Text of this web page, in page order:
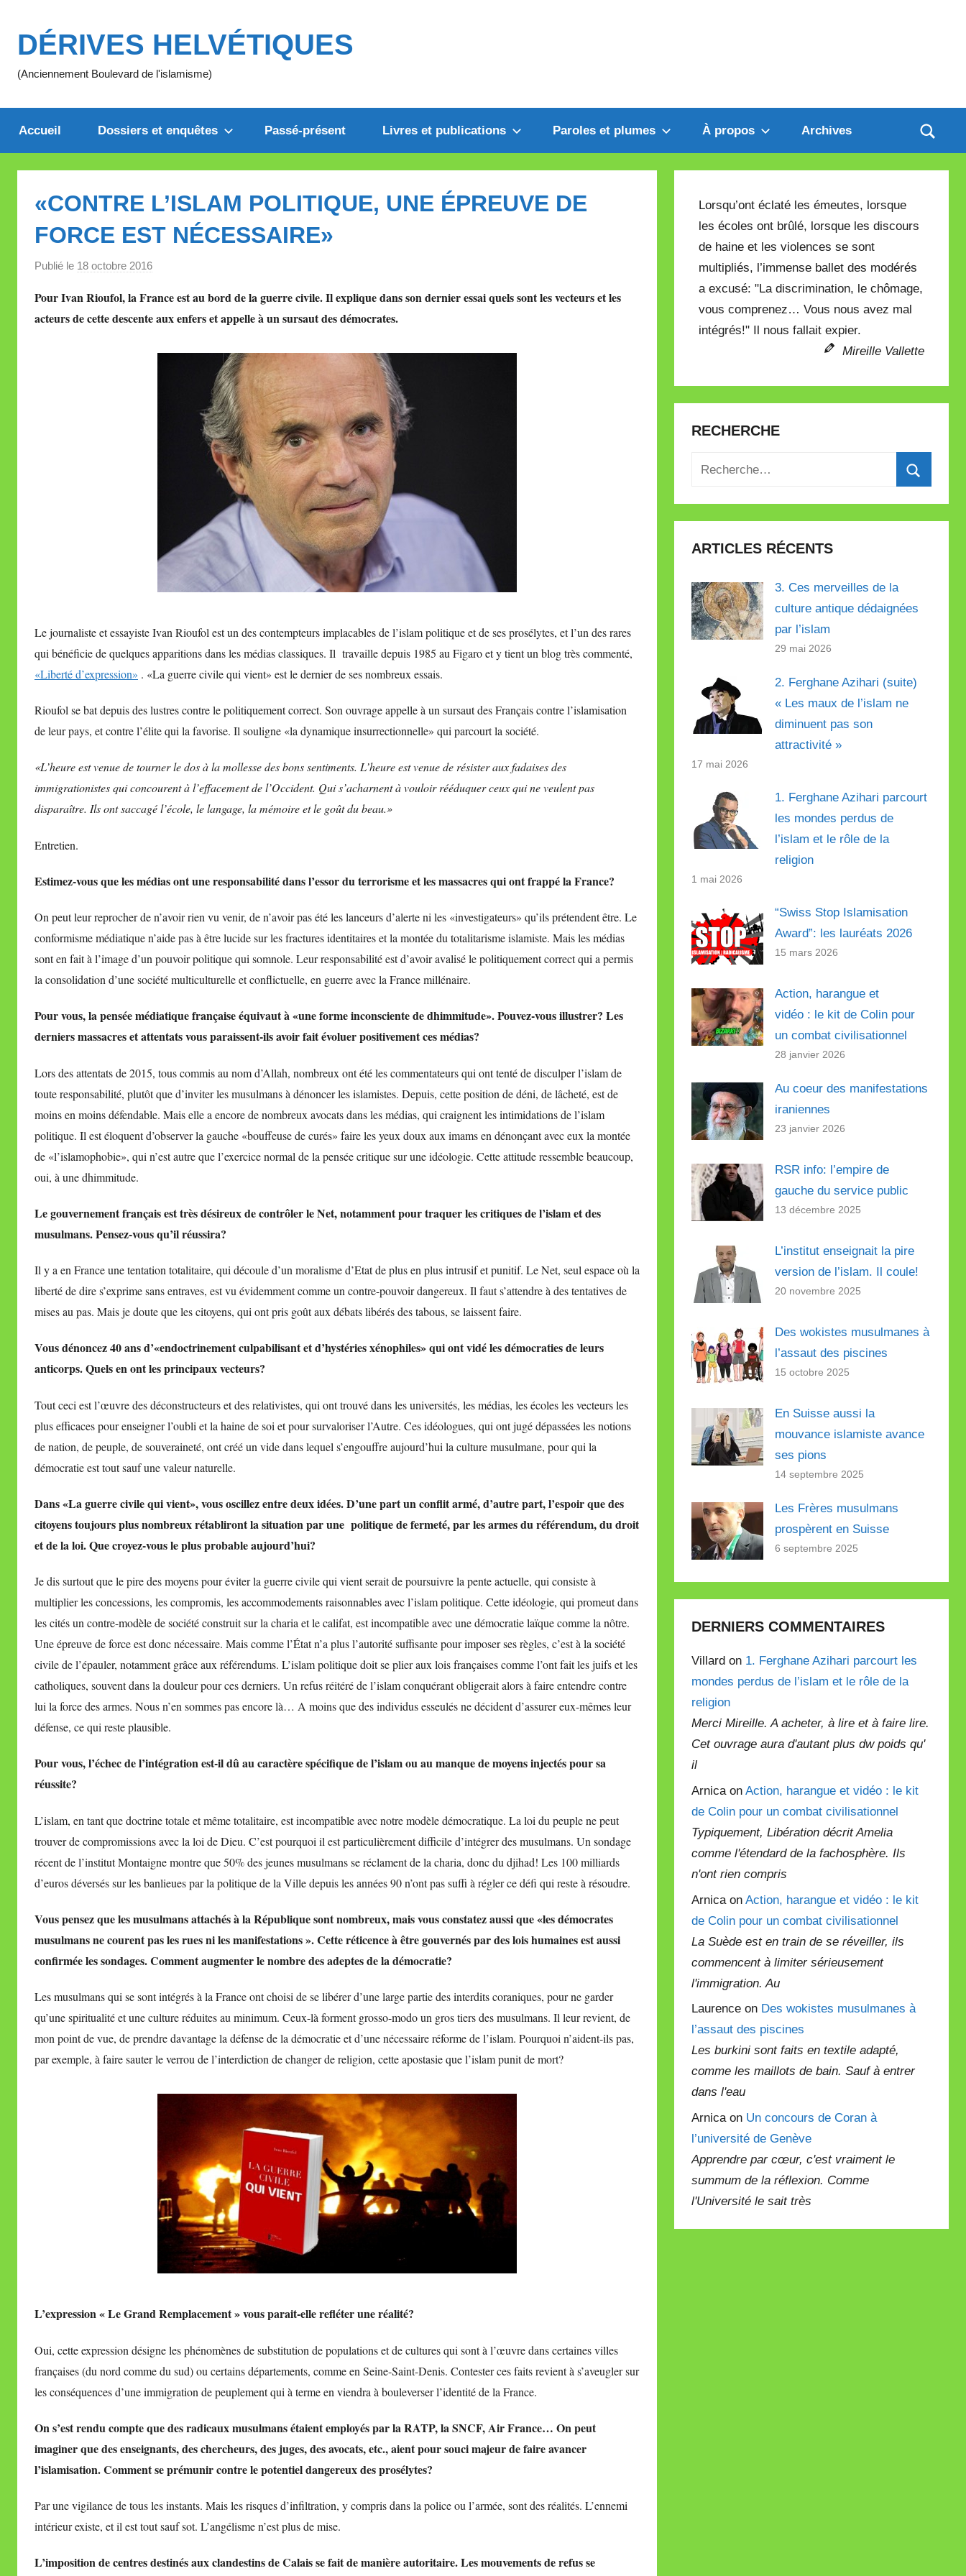
contenu
DÉRIVES HELVÉTIQUES
(Anciennement Boulevard de l'islamisme)
Accueil Dossiers et enquêtes Passé-présent Livres et publications Paroles et plumes À propos Archives
«CONTRE L’ISLAM POLITIQUE, UNE ÉPREUVE DE
FORCE EST NÉCESSAIRE»
Publié le 18 octobre 2016
r
M
Pour Ivan Rioufol, la France est au bord de la guerre civile. Il explique dans son dernier essai quels sont les vecteurs et les
acteurs de cette descente aux enfers et appelle à un sursaut des démocrates.
Le journaliste et essayiste Ivan Rioufol est un des contempteurs implacables de l’islam politique et de ses prosélytes, et l’un des rares
qui bénéficie de quelques apparitions dans les médias classiques. Il travaille depuis 1985 au Figaro et y tient un blog très commenté,
«Liberté d’expression» . «La guerre civile qui vient» est le dernier de ses nombreux essais.
Rioufol se bat depuis des lustres contre le politiquement correct. Son ouvrage appelle à un sursaut des Français contre l’islamisation
de leur pays, et contre l’élite qui la favorise. Il souligne «la dynamique insurrectionnelle» qui parcourt la société.
«L’heure est venue de tourner le dos à la mollesse des bons sentiments. L’heure est venue de résister aux fadaises des
immigrationistes qui concourent à l’effacement de l’Occident. Qui s’acharnent à vouloir rééduquer ceux qui ne veulent pas
disparaître. Ils ont saccagé l’école, le langage, la mémoire et le goût du beau.»
Entretien.
Estimez-vous que les médias ont une responsabilité dans l’essor du terrorisme et les massacres qui ont frappé la France?
On peut leur reprocher de n’avoir rien vu venir, de n’avoir pas été les lanceurs d’alerte ni les «investigateurs» qu’ils prétendent être. Le
conformisme médiatique n’aide pas à être lucide sur les fractures identitaires et la montée du totalitarisme islamiste. Mais les médias
sont en fait à l’image d’un pouvoir politique qui somnole. Leur responsabilité est d’avoir avalisé le politiquement correct qui a permis
la consolidation d’une société multiculturelle et conflictuelle, en guerre avec la France millénaire.
Pour vous, la pensée médiatique française équivaut à «une forme inconsciente de dhimmitude». Pouvez-vous illustrer? Les
derniers massacres et attentats vous paraissent-ils avoir fait évoluer positivement ces médias?
Lors des attentats de 2015, tous commis au nom d’Allah, nombreux ont été les commentateurs qui ont tenté de disculper l’islam de
toute responsabilité, plutôt que d’inviter les musulmans à dénoncer les islamistes. Depuis, cette position de déni, de lâcheté, est de
moins en moins défendable. Mais elle a encore de nombreux avocats dans les médias, qui craignent les intimidations de l’islam
politique. Il est éloquent d’observer la gauche «bouffeuse de curés» faire les yeux doux aux imams en dénonçant avec eux la montée
de «l’islamophobie», qui n’est autre que l’exercice normal de la pensée critique sur une idéologie. Cette attitude ressemble beaucoup,
oui, à une dhimmitude.
Le gouvernement français est très désireux de contrôler le Net, notamment pour traquer les critiques de l’islam et des
musulmans. Pensez-vous qu’il réussira?
Il y a en France une tentation totalitaire, qui découle d’un moralisme d’Etat de plus en plus intrusif et punitif. Le Net, seul espace où la
liberté de dire s’exprime sans entraves, est vu évidemment comme un contre-pouvoir dangereux. Il faut s’attendre à des tentatives de
mises au pas. Mais je doute que les citoyens, qui ont pris goût aux débats libérés des tabous, se laissent faire.
Vous dénoncez 40 ans d’«endoctrinement culpabilisant et d’hystéries xénophiles» qui ont vidé les démocraties de leurs
anticorps. Quels en ont les principaux vecteurs?
Tout ceci est l’œuvre des déconstructeurs et des relativistes, qui ont trouvé dans les universités, les médias, les écoles les vecteurs les
plus efficaces pour enseigner l’oubli et la haine de soi et pour survaloriser l’Autre. Ces idéologues, qui ont jugé dépassées les notions
de nation, de peuple, de souveraineté, ont créé un vide dans lequel s’engouffre aujourd’hui la culture musulmane, pour qui la
démocratie est tout sauf une valeur naturelle.
Dans «La guerre civile qui vient», vous oscillez entre deux idées. D’une part un conflit armé, d’autre part, l’espoir que des
citoyens toujours plus nombreux rétabliront la situation par une politique de fermeté, par les armes du référendum, du droit
et de la loi. Que croyez-vous le plus probable aujourd’hui?
Je dis surtout que le pire des moyens pour éviter la guerre civile qui vient serait de poursuivre la pente actuelle, qui consiste à
multiplier les concessions, les compromis, les accommodements raisonnables avec l’islam politique. Cette idéologie, qui promeut dans
les cités un contre-modèle de société construit sur la charia et le califat, est incompatible avec une démocratie laïque comme la nôtre.
Une épreuve de force est donc nécessaire. Mais comme l’État n’a plus l’autorité suffisante pour imposer ses règles, c’est à la société
civile de l’épauler, notamment grâce aux référendums. L’islam politique doit se plier aux lois françaises comme l’ont fait les juifs et les
catholiques, souvent dans la douleur pour ces derniers. Un refus réitéré de l’islam conquérant obligerait alors à faire entendre contre
lui la force des armes. Nous n’en sommes pas encore là… A moins que des individus esseulés ne décident d’assurer eux-mêmes leur
défense, ce qui reste plausible.
Pour vous, l’échec de l’intégration est-il dû au caractère spécifique de l’islam ou au manque de moyens injectés pour sa
réussite?
L’islam, en tant que doctrine totale et même totalitaire, est incompatible avec notre modèle démocratique. La loi du peuple ne peut
trouver de compromissions avec la loi de Dieu. C’est pourquoi il est particulièrement difficile d’intégrer des musulmans. Un sondage
récent de l’institut Montaigne montre que 50% des jeunes musulmans se réclament de la charia, donc du djihad! Les 100 milliards
d’euros déversés sur les banlieues par la politique de la Ville depuis les années 90 n’ont pas suffi à régler ce défi qui reste à résoudre.
Vous pensez que les musulmans attachés à la République sont nombreux, mais vous constatez aussi que «les démocrates
musulmans ne courent pas les rues ni les manifestations ». Cette réticence à être gouvernés par des lois humaines est aussi
confirmée les sondages. Comment augmenter le nombre des adeptes de la démocratie?
Les musulmans qui se sont intégrés à la France ont choisi de se libérer d’une large partie des interdits coraniques, pour ne garder
qu’une spiritualité et une culture réduites au minimum. Ceux-là forment grosso-modo un gros tiers des musulmans. Il leur revient, de
mon point de vue, de prendre davantage la défense de la démocratie et d’une nécessaire réforme de l’islam. Pourquoi n’aident-ils pas,
par exemple, à faire sauter le verrou de l’interdiction de changer de religion, cette apostasie que l’islam punit de mort?
L’expression « Le Grand Remplacement » vous parait-elle refléter une réalité?
Oui, cette expression désigne les phénomènes de substitution de populations et de cultures qui sont à l’œuvre dans certaines villes
françaises (du nord comme du sud) ou certains départements, comme en Seine-Saint-Denis. Contester ces faits revient à s’aveugler sur
les conséquences d’une immigration de peuplement qui à terme en viendra à bouleverser l’identité de la France.
On s’est rendu compte que des radicaux musulmans étaient employés par la RATP, la SNCF, Air France… On peut
imaginer que des enseignants, des chercheurs, des juges, des avocats, etc., aient pour souci majeur de faire avancer
l’islamisation. Comment se prémunir contre le potentiel dangereux des prosélytes?
Par une vigilance de tous les instants. Mais les risques d’infiltration, y compris dans la police ou l’armée, sont des réalités. L’ennemi
intérieur existe, et il est tout sauf sot. L’angélisme n’est plus de mise.
L’imposition de centres destinés aux clandestins de Calais se fait de manière autoritaire. Les mouvements de refus se
Lorsqu’ont éclaté les émeutes, lorsque
les écoles ont brûlé, lorsque les discours
de haine et les violences se sont
multipliés, l’immense ballet des modérés
a excusé: "La discrimination, le chômage,
vous comprenez… Vous nous avez mal
intégrés!" Il nous fallait expier.
Mireille Vallette
RECHERCHE
Recherche
:
ARTICLES RÉCENTS
3. Ces merveilles de la
culture antique dédaignées
par l’islam
29 mai 2026
2. Ferghane Azihari (suite)
« Les maux de l’islam ne
diminuent pas son
attractivité »
17 mai 2026
1. Ferghane Azihari parcourt
les mondes perdus de
l’islam et le rôle de la
religion
1 mai 2026
“Swiss Stop Islamisation
Award”: les lauréats 2026
15 mars 2026
Action, harangue et
vidéo : le kit de Colin pour
un combat civilisationnel
28 janvier 2026
Au coeur des manifestations
iraniennes
23 janvier 2026
RSR info: l’empire de
gauche du service public
13 décembre 2025
L’institut enseignait la pire
version de l’islam. Il coule!
20 novembre 2025
Des wokistes musulmanes à
l’assaut des piscines
15 octobre 2025
En Suisse aussi la
mouvance islamiste avance
ses pions
14 septembre 2025
Les Frères musulmans
prospèrent en Suisse
6 septembre 2025
DERNIERS COMMENTAIRES
Villard on 1. Ferghane Azihari parcourt les
mondes perdus de l’islam et le rôle de la
religion
Merci Mireille. A acheter, à lire et à faire lire.
Cet ouvrage aura d'autant plus dw poids qu'
il
Arnica onAction, harangue et vidéo : le kit
de Colin pour un combat civilisationnel
Typiquement, Libération décrit Amelia
comme l'étendard de la fachosphère. Ils
n'ont rien compris
Arnica onAction, harangue et vidéo : le kit
de Colin pour un combat civilisationnel
La Suède est en train de se réveiller, ils
commencent à limiter sérieusement
l'immigration. Au
Laurence on Des wokistes musulmanes à
l’assaut des piscines
Les burkini sont faits en textile adapté,
comme les maillots de bain. Sauf à entrer
dans l'eau
Arnica on Un concours de Coran à
l’université de Genève
Apprendre par cœur, c'est vraiment le
summum de la réflexion. Comme
l'Université le sait très